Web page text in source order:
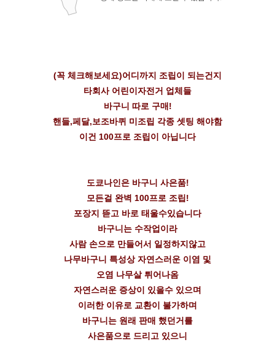
(꼭 체크해보세요)어디까지 조립이 되는건지
타회사 어린이자전거 업체들
바구니 따로 구매!
핸들,페달,보조바퀴 미조립 각종 셋팅 해야함
이건 100프로 조립이 아닙니다
도쿄나인은 바구니 사은품!
모든걸 완벽 100프로 조립!
포장지 뜯고 바로 태울수있습니다
바구니는 수작업이라
사람 손으로 만들어서 일정하지않고
나무바구니 특성상 자연스러운 이염 및
오염 나무살 튀어나옴
자연스러운 증상이 있을수 있으며
이러한 이유로 교환이 불가하며
바구니는 원래 판매 했던거를
사은품으로 드리고 있으니